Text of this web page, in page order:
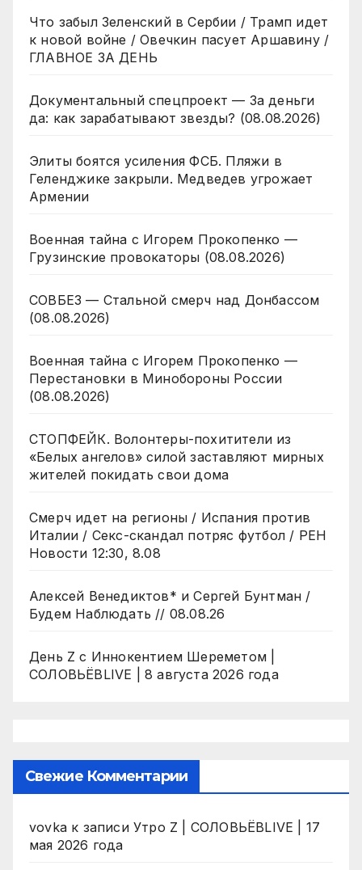
Что забыл Зеленский в Сербии / Трамп идет
к новой войне / Овечкин пасует Аршавину /
ГЛАВНОЕ ЗА ДЕНЬ
Документальный спецпроект — За деньги
да: как зарабатывают звезды? (08.08.2026)
Элиты боятся усиления ФСБ. Пляжи в
Геленджике закрыли. Медведев угрожает
Армении
Военная тайна с Игорем Прокопенко —
Грузинские провокаторы (08.08.2026)
СОВБЕЗ — Стальной смерч над Донбассом
(08.08.2026)
Военная тайна с Игорем Прокопенко —
Перестановки в Минобороны России
(08.08.2026)
СТОПФЕЙК. Волонтеры-похитители из
«Белых ангелов» силой заставляют мирных
жителей покидать свои дома
Смерч идет на регионы / Испания против
Италии / Секс-скандал потряс футбол / РЕН
Новости 12:30, 8.08
Алексей Венедиктов* и Сергей Бунтман /
Будем Наблюдать // 08.08.26
День Z с Иннокентием Шереметом |
СОЛОВЬЁВLIVE | 8 августа 2026 года
Свежие Комментарии
vovka к записи Утро Z | СОЛОВЬЁВLIVE | 17
мая 2026 года